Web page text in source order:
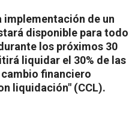
implementación de un
disponible para todo
los próximos 30
liquidar el 30% de las
financiero
liquidación" (CCL).